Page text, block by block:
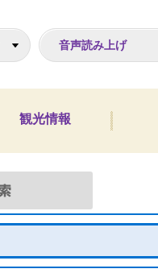
音声読み上げ
観光情報